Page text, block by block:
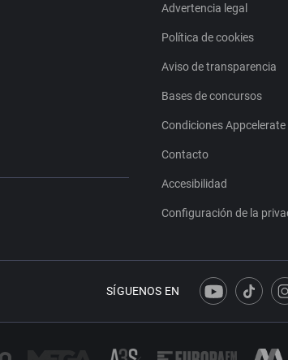
Advertencia legal
Política de cookies
Aviso de transparencia
Bases de concursos
Condiciones Appcelerate
Contacto
Accesibilidad
Configuración de la
SÍGUENOS EN